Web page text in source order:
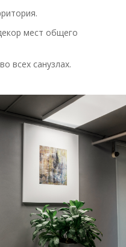
мест общего
всех санузлах.